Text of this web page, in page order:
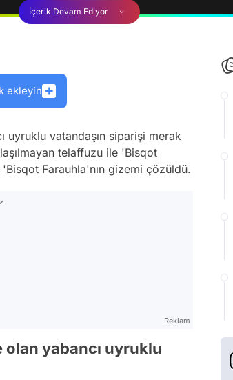
İçerik Devam Ediyor
ekleyin
uyruklu vatandaşın siparişi merak
telaffuzu ile 'Bisqot
Farauhla'nın gizemi çözüldü.
Reklam
yabancı uyruklu